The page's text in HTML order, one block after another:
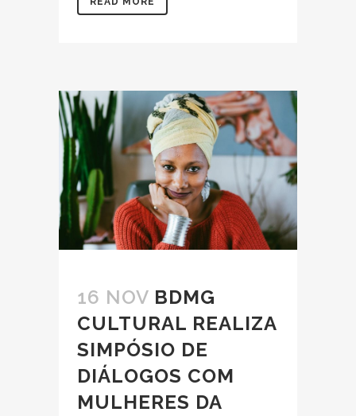
16 NOV BDMG
CULTURAL REALIZA
SIMPÓSIO DE
DIÁLOGOS COM
MULHERES DA